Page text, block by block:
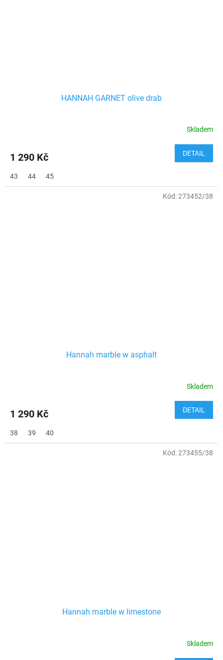
HANNAH GARNET olive drab
Skladem
1 290 Kč DETAIL
43 44 45
Hannah marble w asphalt
Skladem
1 290 Kč DETAIL
38 39 40
Kód:273452/38
Hannah marble w limestone
Skladem
Kód:273455/38